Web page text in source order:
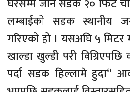
घरसम्म जाने सडक २० फिट
लम्बाईको सडक स्थानीय
गरिएको हो । यसअघि ५ मिटर
खाल्डा खुल्डी परी विग्रिएपछि
पर्दा सडक हिल्लामे हुदा“